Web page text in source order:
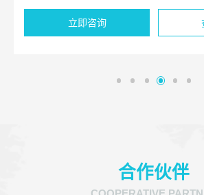
使用两个声道的优化设计。
立即咨询
合作伙伴